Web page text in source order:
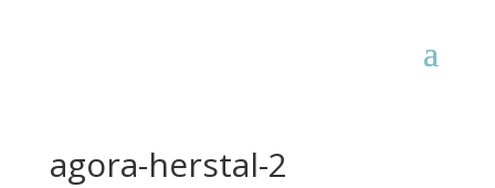
agora-herstal-2